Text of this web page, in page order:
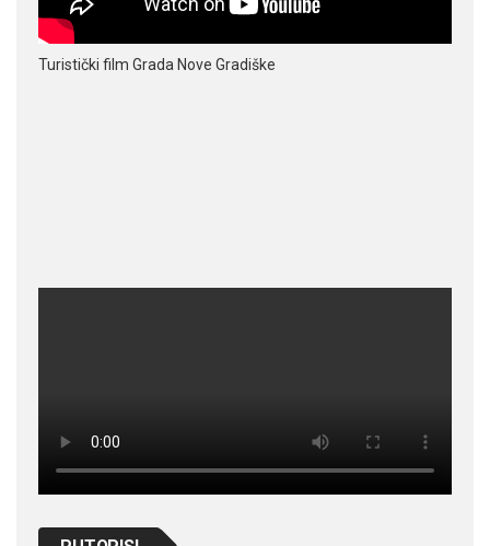
Turistički film Grada Nove Gradiške